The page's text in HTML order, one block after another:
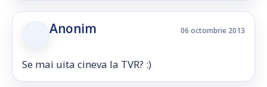
Anonim 06 octombrie 2013
Se mai uita cineva la TVR? :)